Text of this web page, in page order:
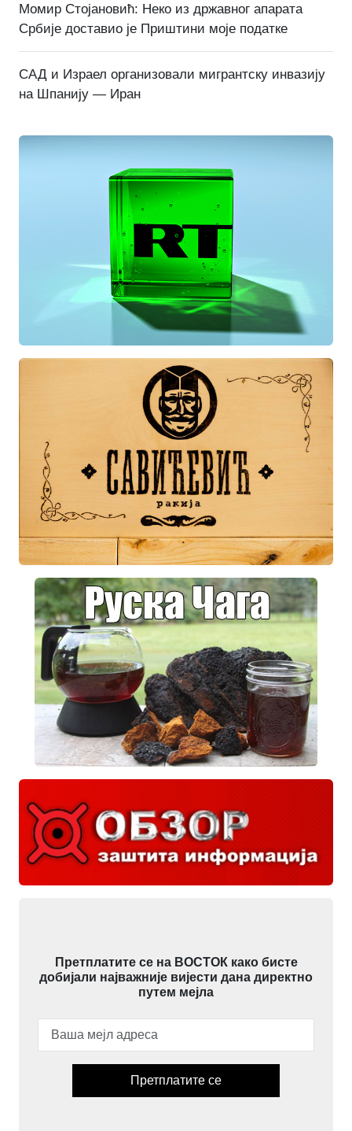
Момир Стојановић: Неко из државног апарата
Србије доставио је Приштини моје податке
САД и Израел организовали мигрантску инвазију
на Шпанију — Иран
Претплатите се на ВОСТОК како бисте
добијали најважније вијести дана директно
путем мејла
Претплатите се